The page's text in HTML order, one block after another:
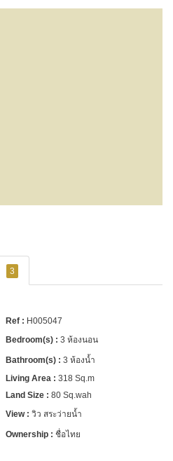
3
H005047
3 ห้องนอน
3 ห้องน้ำ
318 Sq.m
80 Sq.wah
วิว สระว่ายน้ำ
ชื่อไทย